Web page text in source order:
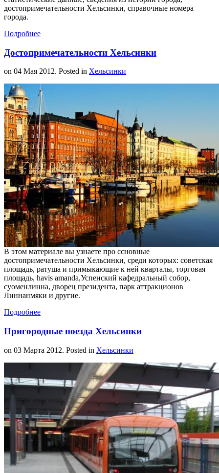
достопримечательности Хельсинки, справочные номера
города.
Подробнее
Достопримечательности Хельсинки
on 04 Мая 2012. Posted in Хельсинки
В этом материале вы узнаете про ссновные
достопримечательности Хельсинки, среди которых: советская
площадь, ратуша и примыкающие к ней кварталы, торговая
площадь, havis amanda,Успенский кафедральный собор,
суоменлинна, дворец президента, парк аттракционов
Линнанмяки и другие.
Подробнее
Пригородные поезда Хельсинки
on 03 Марта 2012. Posted in Хельсинки